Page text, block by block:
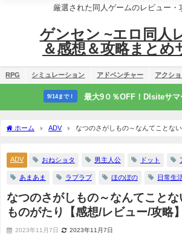
厳選された同人ゲームのレビュー・
ゲンセン ~エロ同人
＆感想＆攻略まとめ
RPG シミュレーション アドベンチャー アクシ
9/14まで！ 最大9０％OFF！Dlsiteサマ
ホーム ADV
なつのさがしもの～なんてことな
ADV おねショタ 男主人公 ドット
あまあま ラブラブ ほのぼの 日常生
なつのさがしもの～なんてこと
ものがたり【感想/レビュー/攻略】
2023年11月7日 2023年11月7日